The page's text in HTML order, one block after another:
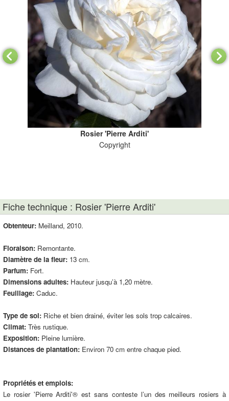
Rosier 'Pierre Arditi'
Copyright
Fiche technique : Rosier 'Pierre Arditi'
Obtenteur: Meilland, 2010.
Floraison: Remontante.
Diamètre de la fleur: 13 cm.
Parfum: Fort.
Dimensions adultes: Hauteur jusqu’à 1,20 mètre.
Feuillage: Caduc.
Type de sol: Riche et bien drainé, éviter les sols trop calcaires.
Climat: Très rustique.
Exposition: Pleine lumière.
Distances de plantation: Environ 70 cm entre chaque pied.
Propriétés et emplois:
Le rosier 'Pierre Arditi'® est sans conteste l’un des meilleurs rosiers à